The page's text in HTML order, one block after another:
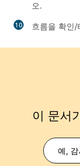
오.
10 흐름을 확인/
이 문서
예,